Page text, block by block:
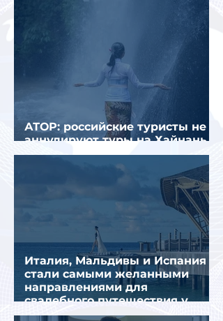
АТОР: российские туристы не
аннулируют туры на Хайнань
из-за тайфуна «Дельфин»
Италия, Мальдивы и Испания
стали самыми желанными
направлениями для
свадебного путешествия у
россиян